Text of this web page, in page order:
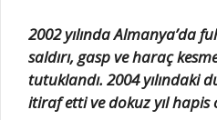
2002 yılında Almanya’da
saldırı, gasp ve haraç
tutuklandı. 2004 yılındaki
itiraf etti ve dokuz yıl hapis